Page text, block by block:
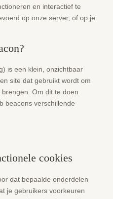
en interactief te
op onze server, of op je
is een klein, onzichtbaar
site dat gebruikt wordt om
Om dit te doen
beacons verschillende
cookies
dat bepaalde onderdelen
je gebruikers voorkeuren